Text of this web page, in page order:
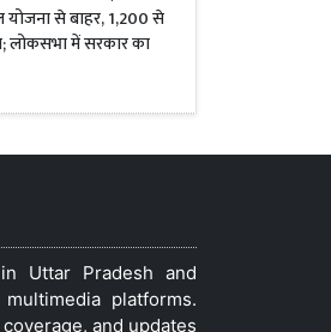
योजना से बाहर, 1,200 से
लोकसभा में सरकार का
Uttar Pradesh and
platforms.
and updates